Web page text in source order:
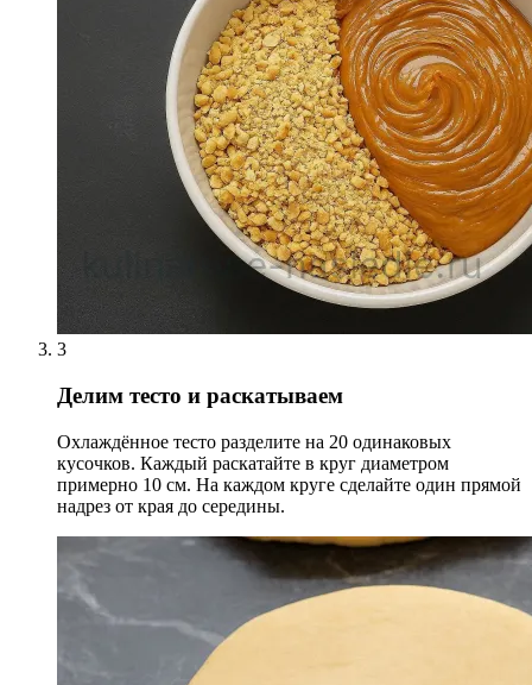
3
Делим тесто и раскатываем
Охлаждённое тесто разделите на 20 одинаковых
кусочков. Каждый раскатайте в круг диаметром
примерно 10 см. На каждом круге сделайте один прямой
надрез от края до середины.